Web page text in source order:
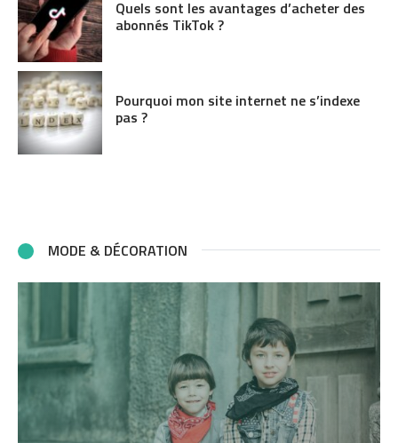
Quels sont les avantages d’acheter des
abonnés TikTok ?
Pourquoi mon site internet ne s’indexe
pas ?
MODE & DÉCORATION